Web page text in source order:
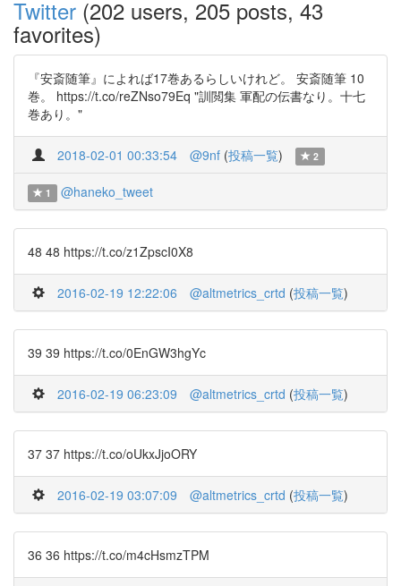
Twitter (202 users, 205 posts, 43
favorites)
『安斎随筆』によれば17巻あるらしいけれど。 安斎随筆 10
巻。 https://t.co/reZNso79Eq "訓閲集 軍配の伝書なり。十七
巻あり。"
2018-02-01 00:33:54 @9nf (投稿一覧) 2
1 @haneko_tweet
48 48 https://t.co/z1ZpscI0X8
2016-02-19 12:22:06 @altmetrics_crtd (投稿一覧)
39 39 https://t.co/0EnGW3hgYc
2016-02-19 06:23:09 @altmetrics_crtd (投稿一覧)
37 37 https://t.co/oUkxJjoORY
2016-02-19 03:07:09 @altmetrics_crtd (投稿一覧)
36 36 https://t.co/m4cHsmzTPM